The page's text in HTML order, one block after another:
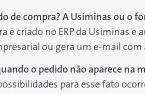
de compra? A Usiminas ou o
é criado no ERP da Usiminas
ou gera um e-mail com
o pedido não aparece na
para esse fato